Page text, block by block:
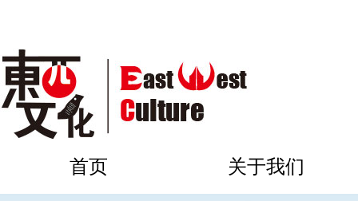
首页 关于我们